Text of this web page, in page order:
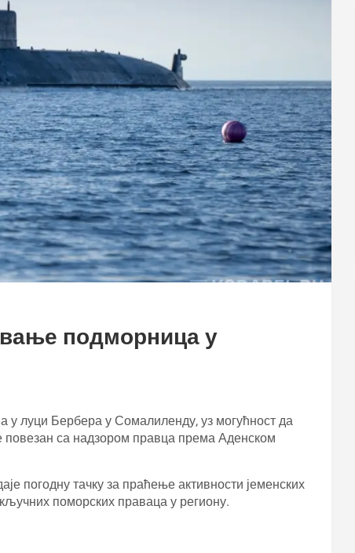
подморница у
у луци Бербера у Сомалиленду, уз могућност да
са надзором правца према Аденском
погодну тачку за праћење активности јеменских
поморских праваца у региону.